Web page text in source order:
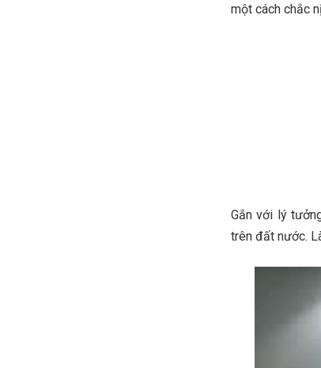
một cách chắc
Tôi đã
Là em
Là anh
Không
Gắn với lý
trên đất nước.